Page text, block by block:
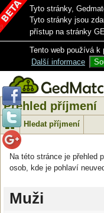
Tyto stránky,
Tyto stránky jsou
přístup na stránky
Tento web používá
Další informace
Přehled příjmení
Hledat příjmení
Na této stránce je přehled
osob, kde je pohlaví
Muži